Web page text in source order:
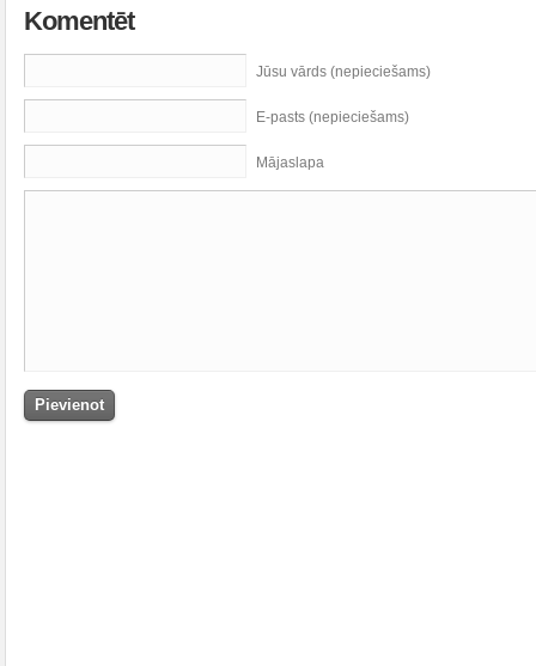
Komentēt
Jūsu vārds (nepieciešams)
E-pasts (nepieciešams)
Mājaslapa